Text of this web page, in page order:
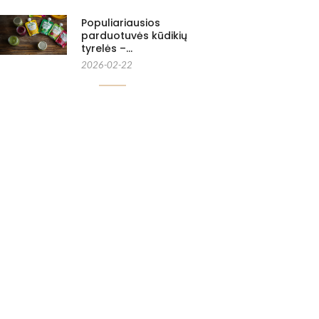
Populiariausios
parduotuvės kūdikių
tyrelės –…
2026-02-22